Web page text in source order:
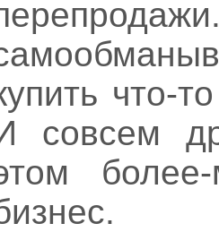
что-
совсем